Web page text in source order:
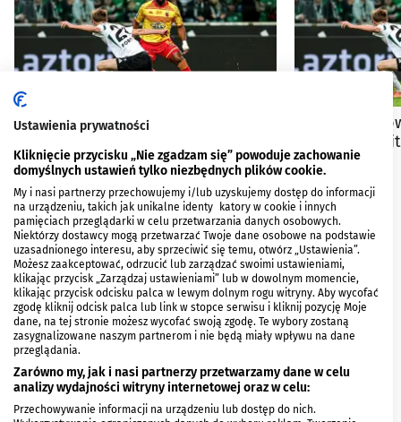
Bezzębna Jaga i nieskuteczna Legia.
Przy
Jagiellonię.
Ustawienia prywatności
Kliknięcie przycisku „Nie zgadzam się” powoduje zachowanie
domyślnych ustawień tylko niezbędnych plików cookie.
My i nasi partnerzy przechowujemy i/lub uzyskujemy dostęp do informacji
na urządzeniu, takich jak unikalne identyfikatory w cookie i innych
pamięciach przeglądarki w celu przetwarzania danych osobowych.
Niektórzy dostawcy mogą przetwarzać Twoje dane osobowe na podstawie
uzasadnionego interesu, aby sprzeciwić się temu, otwórz „Ustawienia”.
Możesz zaakceptować, odrzucić lub zarządzać swoimi ustawieniami,
klikając przycisk „Zarządzaj ustawieniami” lub w dowolnym momencie,
klikając przycisk odcisku palca w lewym dolnym rogu witryny. Aby wycofać
zgodę kliknij odcisk palca lub link w stopce serwisu i kliknij pozycję Moje
dane, na tej stronie możesz wycofać swoją zgodę. Te wybory zostaną
zasygnalizowane naszym partnerom i nie będą miały wpływu na dane
przeglądania.
Zarówno my, jak i nasi partnerzy przetwarzamy dane w celu
analizy wydajności witryny internetowej oraz w celu:
Przechowywanie informacji na urządzeniu lub dostęp do nich.